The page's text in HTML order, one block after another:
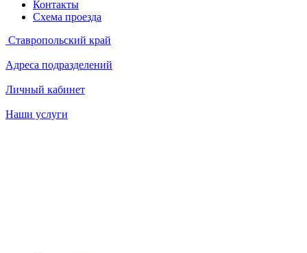
Контакты
Схема проезда
Ставропольский край
Адреса подразделений
Личный кабинет
Наши услуги